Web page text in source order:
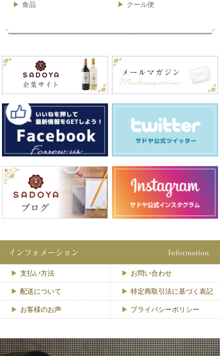
食品
クール便
支払い方法 お問い合わせ
配送について 特定商取引法に基づく表記
お客様のお声 プライバシーポリシー